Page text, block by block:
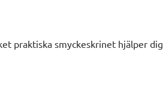
praktiska smyckeskrinet hjälper dig